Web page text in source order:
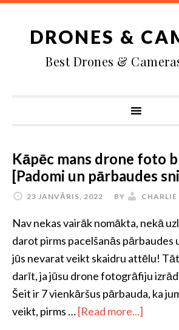
DRONES &
Best Drones &
Kāpēc mans drone foto
[Padomi un pārbaudes
23 JANVĀRIS, 2022 BY CHARLIE
Nav nekas vairāk nomākta, nekā
darot pirms pacelšanās pārbaudes
jūs nevarat veikt skaidru attēlu!
darīt, ja jūsu drone fotogrāfiju
Šeit ir 7 vienkāršus pārbauda, ​​ka
veikt, pirms …[Read more...]